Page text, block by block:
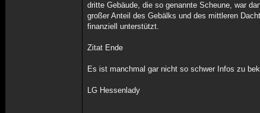
dritte Gebäude, die so genannte Scheune, war
großer Anteil des Gebälks und des mittleren
finanziell unterstützt.
Zitat Ende
Es ist manchmal gar nicht so schwer Infos zu
LG Hessenlady